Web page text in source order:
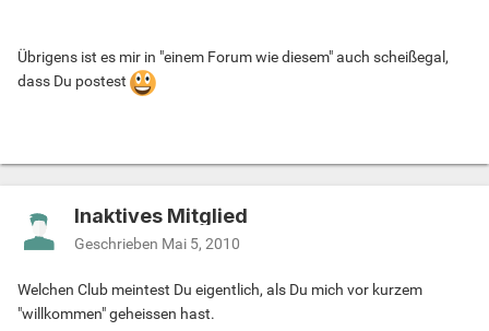
Übrigens ist es mir in "einem Forum wie diesem" auch scheißegal,
dass Du postest
Inaktives Mitglied
Geschrieben Mai 5, 2010
Welchen Club meintest Du eigentlich, als Du mich vor kurzem
"willkommen" geheissen hast.